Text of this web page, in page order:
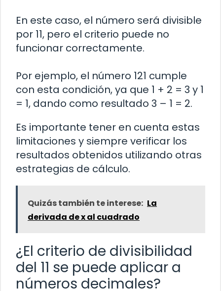
En este caso, el número será divisible
por 11, pero el criterio puede no
funcionar correctamente.
Por ejemplo, el número 121 cumple
con esta condición, ya que 1 + 2 = 3 y 1
= 1, dando como resultado 3 – 1 = 2.
Es importante tener en cuenta estas
limitaciones y siempre verificar los
resultados obtenidos utilizando otras
estrategias de cálculo.
Quizás también te interese: La
derivada de x al cuadrado
¿El criterio de divisibilidad
del 11 se puede aplicar a
números decimales?